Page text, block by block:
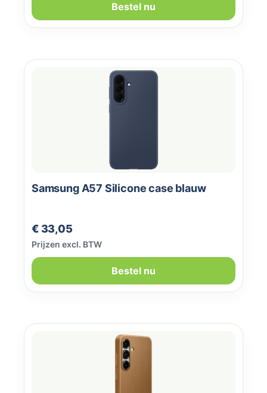
Bestel nu
Samsung A57 Silicone case blauw
Normale prijs:
€ 33,05
Prijzen excl. BTW
Bestel nu